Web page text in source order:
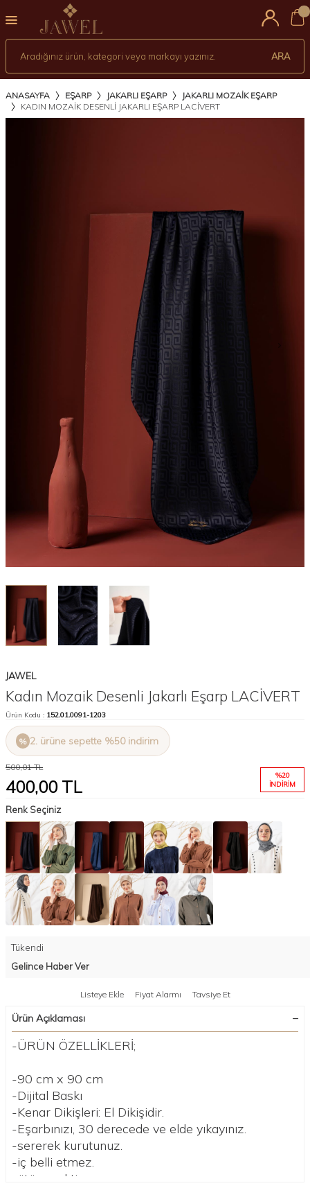
ARA
ANASAYFA EŞARP JAKARLI EŞARP
JAKARLI MOZAIK EŞARP
KADIN MOZAIK DESENLI JAKARLI EŞARP LACİVERT
JAWEL
Kadın Mozaik Desenli Jakarlı Eşarp LACİVERT
Ürün Kodu : 152.01.0091-1203
2. ürüne sepette %50 indirim
500,01TL
400,00TL
%20
İNDIRIM
Renk Seçiniz
Tükendi
Gelince Haber Ver
Listeye Ekle Fiyat Alarmı Tavsiye Et
Ürün Açıklaması
-ÜRÜN ÖZELLİKLERİ;
-90 cm x 90 cm
-Dijital Baskı
-Kenar Dikişleri: El Dikişidir.
-Eşarbınızı, 30 derecede ve elde yıkayınız.
-sererek kurutunuz.
-iç belli etmez.
-ütü gerektirmez.